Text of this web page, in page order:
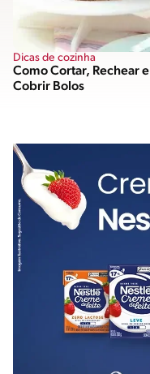
Dicas de cozinha
Como Cortar, Rechear e
Cobrir Bolos